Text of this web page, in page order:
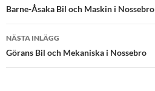
Barne-Åsaka Bil och Maskin i Nossebro
NÄSTA INLÄGG
Görans Bil och Mekaniska i Nossebro